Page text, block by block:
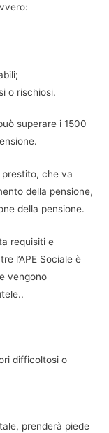
o rischiosi.
superare i 1500
prestito, che va
della pensione,
della pensione.
requisiti e
l’APE Sociale è
vengono
difficoltosi o
prenderà piede